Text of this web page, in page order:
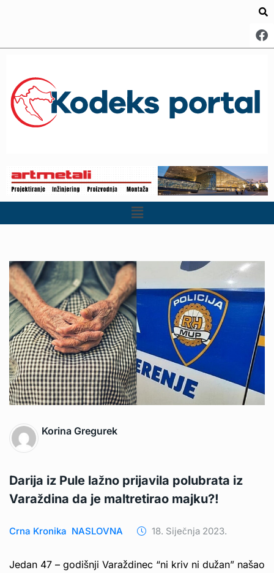
Korina Gregurek
Darija iz Pule lažno prijavila polubrata iz
Varaždina da je maltretirao majku?!
Crna Kronika NASLOVNA 18. Siječnja 2023.
Jedan 47 – godišnji Varaždinec “ni kriv ni dužan” našao